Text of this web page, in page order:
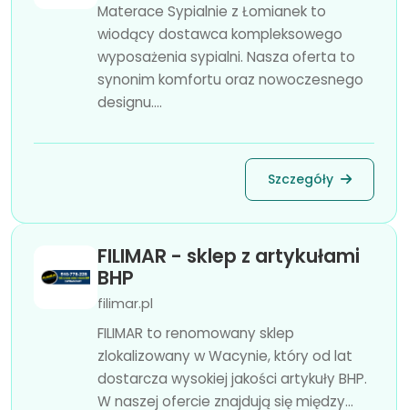
Materace Sypialnie z Łomianek to
wiodący dostawca kompleksowego
wyposażenia sypialni. Nasza oferta to
synonim komfortu oraz nowoczesnego
designu....
Szczegóły
FILIMAR - sklep z artykułami
BHP
filimar.pl
FILIMAR to renomowany sklep
zlokalizowany w Wacynie, który od lat
dostarcza wysokiej jakości artykuły BHP.
W naszej ofercie znajdują się między...